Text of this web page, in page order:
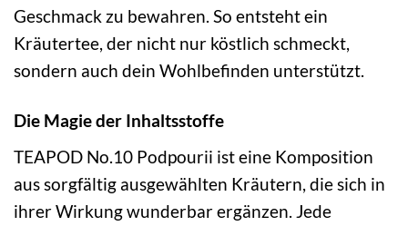
Geschmack zu bewahren. So entsteht ein
Kräutertee, der nicht nur köstlich schmeckt,
sondern auch dein Wohlbefinden unterstützt.
Die Magie der Inhaltsstoffe
TEAPOD No.10 Podpourii ist eine Komposition
aus sorgfältig ausgewählten Kräutern, die sich in
ihrer Wirkung wunderbar ergänzen. Jede